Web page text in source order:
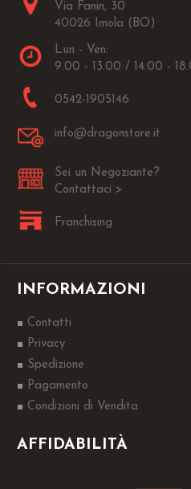
Via Fanin, 30
40026 Imola (BO)
Lun - Ven:
9.00 - 13.00 / 14.00 -
0542-1905146
info@dragonstore.it
Sei un Negoziante?
Contattaci >
Franchising
INFORMAZIONI
Contatti
Privacy
Spedizione
Pagamento
Condizioni di Vendita
AFFIDABILITÀ